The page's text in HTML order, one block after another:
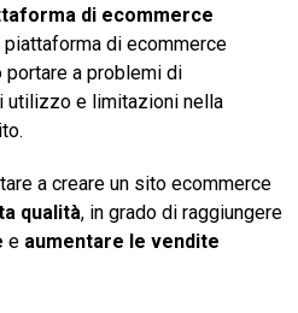
di ecommerce
di ecommerce
portare a problemi di
utilizzo e limitazioni nella
a creare un sito ecommerce
qualità, in grado di raggiungere
e aumentare le vendite